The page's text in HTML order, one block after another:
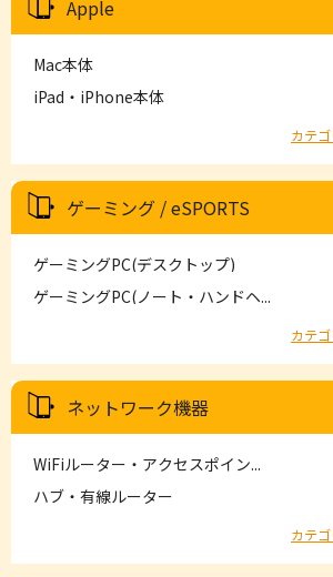
Apple
Mac本体
iPad・iPhone本体
カテ
ゲーミング / eSPORTS
ゲーミングPC(デスクトップ)
ゲーミングPC(ノート・ハンドヘ...
カテ
ネットワーク機器
WiFiルーター・アクセスポイン...
ハブ・有線ルーター
カテ